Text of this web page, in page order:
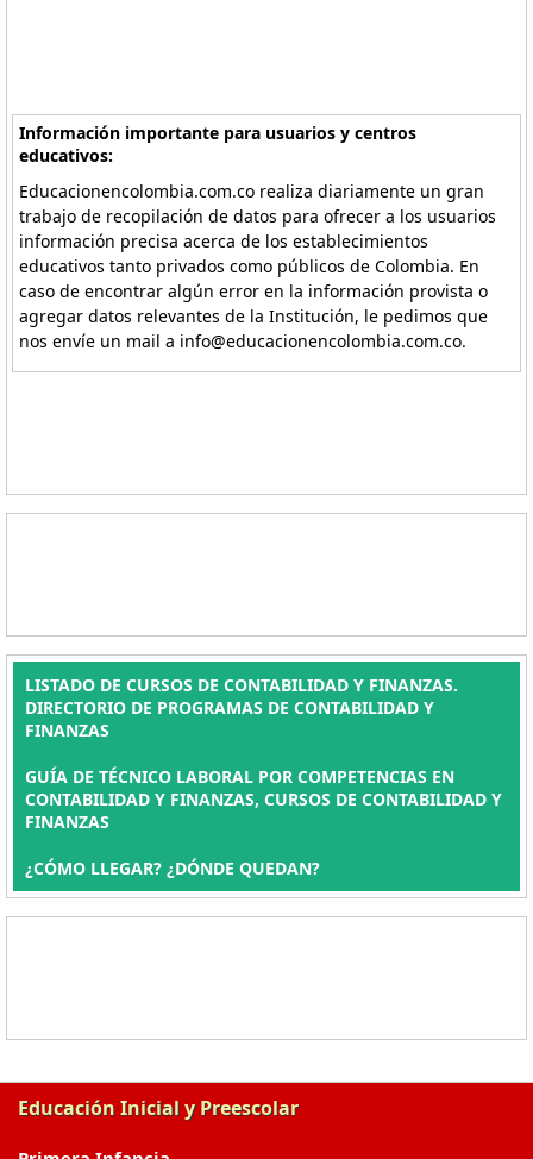
Información importante para usuarios y centros
educativos:
Educacionencolombia.com.co realiza diariamente un gran
trabajo de recopilación de datos para ofrecer a los usuarios
información precisa acerca de los establecimientos
educativos tanto privados como públicos de Colombia. En
caso de encontrar algún error en la información provista o
agregar datos relevantes de la Institución, le pedimos que
nos envíe un mail a info@educacionencolombia.com.co.
LISTADO DE CURSOS DE CONTABILIDAD Y FINANZAS.
DIRECTORIO DE PROGRAMAS DE CONTABILIDAD Y
FINANZAS
GUÍA DE TÉCNICO LABORAL POR COMPETENCIAS EN
CONTABILIDAD Y FINANZAS, CURSOS DE CONTABILIDAD Y
FINANZAS
¿CÓMO LLEGAR? ¿DÓNDE QUEDAN?
Educación Inicial y Preescolar